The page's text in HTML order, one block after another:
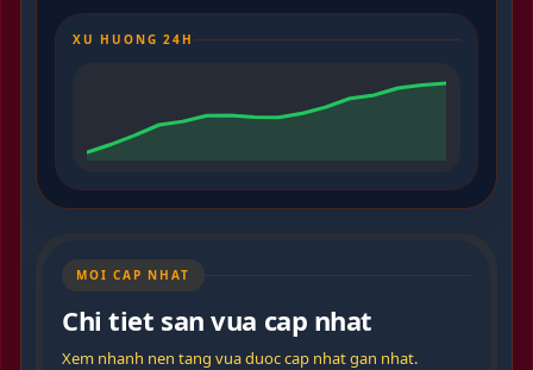
XU HUONG 24H
MOI CAP NHAT
Chi tiet san vua cap nhat
Xem nhanh nen tang vua duoc cap nhat gan nhat.